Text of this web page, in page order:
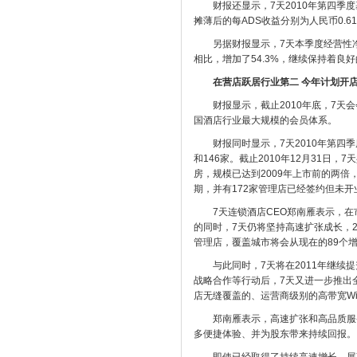
财报还显示，7天2010年第四季度
摊薄后的每ADS收益分别为人民币
另据财报显示，7天本季度经营性
相比，增加了54.3%，继续保持着良
在营店跃居行业第二 今年计划开
财报显示，截止2010年底，7天会
国酒店行业最大规模的会员体系。
财报同时显示，7天2010年第四季
和146家。截止2010年12月31日，7
房，规模已达到2009年上市前的两倍
期，并有172家管理店已经签约但未开
7天连锁酒店CEO郑南雁表示，在
的同时，7天仍将坚持高速扩张成长
管理店，覆盖城市将会从现在的89个
与此同时，7天将在2011年继续提
战略合作等行动后，7天又进一步推出
店无缝覆盖的、运营商级别的高带宽
郑南雁表示，高速扩张和高品质服
多便捷体验、并为股东带来持续回报。